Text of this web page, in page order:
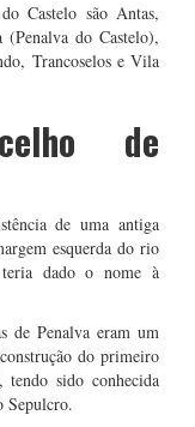
Castelo são Antas,
do Castelo),
Trancoselos e Vila
de
de uma antiga
esquerda do rio
dado o nome à
de Penalva eram um
do primeiro
sido conhecida
Sepulcro.